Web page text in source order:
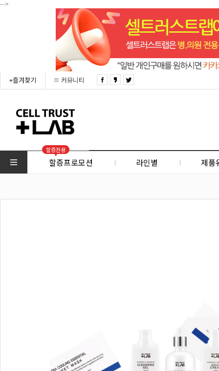
-->
+즐겨찾기 커뮤니티
할증전용
할증프로모션 라인별 제품